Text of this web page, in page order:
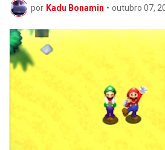
por Kadu Bonamin • outubro 07,